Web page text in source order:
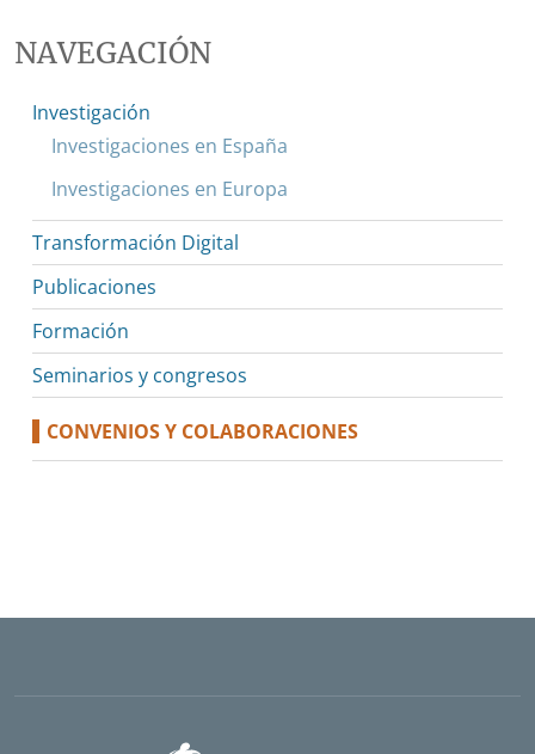
NAVEGACIÓN
Investigación
Investigaciones en España
Investigaciones en Europa
Transformación Digital
Publicaciones
Formación
Seminarios y congresos
CONVENIOS Y COLABORACIONES